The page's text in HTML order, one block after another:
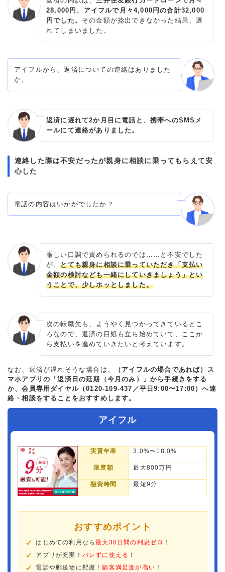
28,000円、アイフルで月々4,000円の合計32,000
円でした。 その金額が捻出できなかった結果、遅
れてしまいました。
アイフルから、返済についての連絡はありました
か。
返済に遅れて2か月目に電話と、携帯へのSMSメ
ールにて連絡がありました。
連絡した際は不安だったが親身に相談に乗ってもらえて安
心した
電話の内容はいかがでしたか？
厳しい口調で責められるのでは……と不安でした
が、とても親身に相談に乗っていただき「支払い
金額の検討なども一緒にしていきましょう」とい
うことで、少しホッとしました。
次の転職先も、ようやく見つかってきているとこ
ろなので、返済の目処も立ち始めていて、ここか
ら支払いを進めていきたいと考えています。
なお、返済が遅れそうな場合は、
（アイフルの場合であれば）ス
マホアプリの「返済日の延期（今月のみ）」から手続きをする
か、会員専用ダイヤル（0120-109-437／平日9:00〜17:00）へ連
絡・相談をすることをおすすめします。
アイフル
実質年率 3.0%〜18.0%
限度額 最大800万円
融資時間 最短9分
おすすめポイント
はじめての利用なら最大30日間の利息ゼロ ！
アプリが充実！ バレずに使える ！
電話や郵送物に配慮！顧客満足度が高い ！